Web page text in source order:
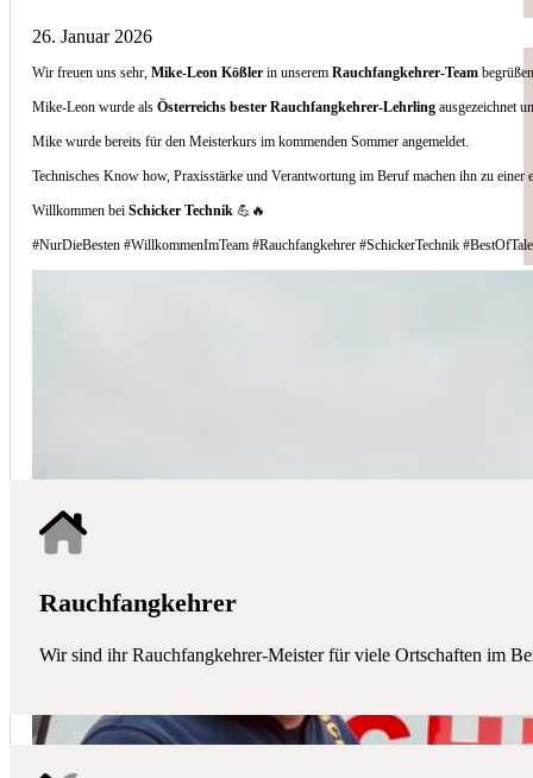
26. Januar 2026
Wir freuen uns sehr,Mike-Leon Kößler in unseremRauchfangkehrer-Team
Mike-Leon wurde alsÖsterreichs bester Rauchfangkehrer-Lehrling ausgezeichnet
Mike wurde bereits für den Meisterkurs im kommenden Sommer angemeldet.
Technisches Know how, Praxisstärke und Verantwortung im Beruf machen ihn zu
Willkommen beiSchicker Technik 💪🔥
#NurDieBesten #WillkommenImTeam #Rauchfangkehrer #SchickerTechnik
Thomas Gornix
aus unseren Google-Bewertungen
Nettes Team, und kompetente Beratung.
Rauchfangkehrer
Wir sind ihr Rauchfangkehrer-Meister für viele Ortschaften im